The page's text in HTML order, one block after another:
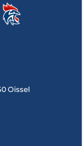
Oissel